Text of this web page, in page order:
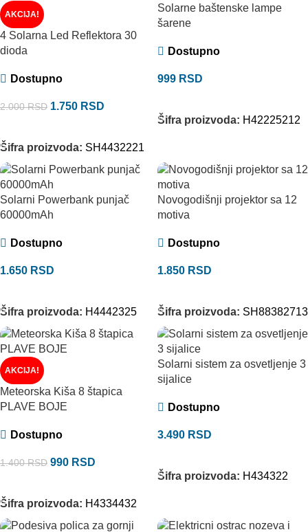
AKCIJA!
4 Solarna Led Reflektora 30
dioda
Dostupno
2.000RSD 1.750 RSD
Šifra proizvoda: SH4432221
Solarne baštenske lampe
šarene
Dostupno
999 RSD
Šifra proizvoda: H42225212
Solarni Powerbank punjač
60000mAh
Dostupno
1.650 RSD
Šifra proizvoda: H4442325
Novogodišnji projektor sa 12
motiva
Dostupno
1.850 RSD
Šifra proizvoda: SH88382713
AKCIJA!
Meteorska Kiša 8 štapica
PLAVE BOJE
Dostupno
1.400RSD 990 RSD
Šifra proizvoda: H4334432
Solarni sistem za osvetljenje 3
sijalice
Dostupno
3.490 RSD
Šifra proizvoda: H434322